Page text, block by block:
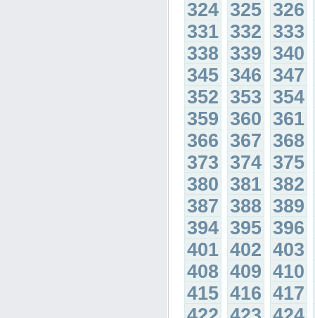
324 325 326
331 332 333
338 339 340
345 346 347
352 353 354
359 360 361
366 367 368
373 374 375
380 381 382
387 388 389
394 395 396
401 402 403
408 409 410
415 416 417